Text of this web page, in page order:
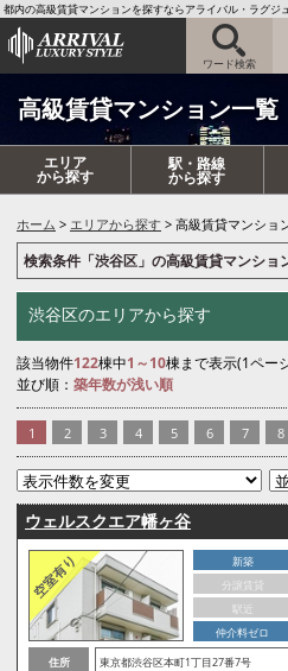
都内の高級賃貸マンションを探すならアライバル・ラグジ
ワード検索
高級賃貸マンション一覧
エリア
から探す
駅・路線
から探す
ホーム エリアから探す 高級賃貸マンショ
検索条件「渋谷区」の高級賃貸マンショ
渋谷区のエリアから探す
該当物件122棟中1～10棟まで表示(1ペー
並び順： 築年数が浅い順
1 2 3 4 5 6 7 8
ウェルスクエア幡ヶ谷
新築
分譲賃貸
駅近
仲介料ゼロ
住所
東京都渋谷区本町1丁目27番7号